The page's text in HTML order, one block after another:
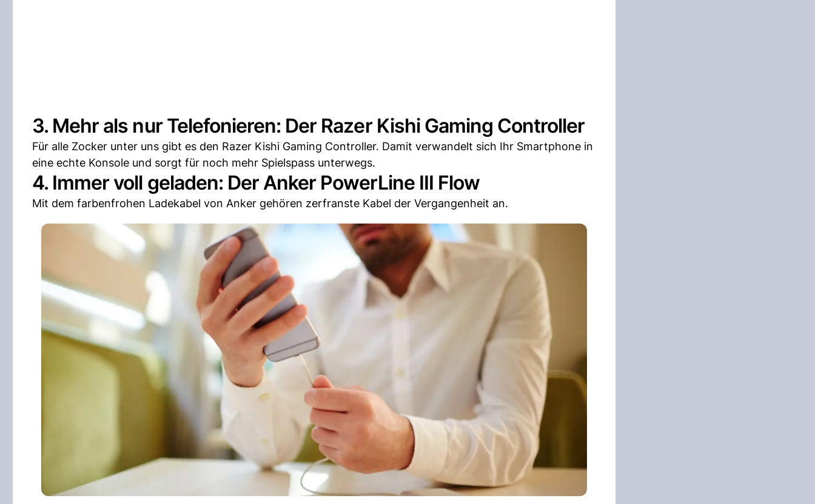
3. Mehr als nur Telefonieren: Der Razer Kishi Gaming Controller
Für alle Zocker unter uns gibt es den Razer Kishi Gaming Controller. Damit verwandelt sich Ihr Smartphone in
eine echte Konsole und sorgt für noch mehr Spielspass unterwegs.
4. Immer voll geladen: Der Anker PowerLine III Flow
Mit dem farbenfrohen Ladekabel von Anker gehören zerfranste Kabel der Vergangenheit an.